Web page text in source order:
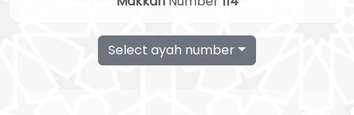
Select ayah number